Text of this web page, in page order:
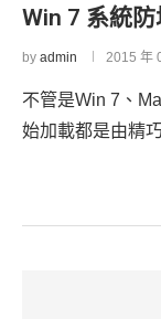
Win 7 系統
by admin 2015 年
不管是Win 7、
始加載都是由精